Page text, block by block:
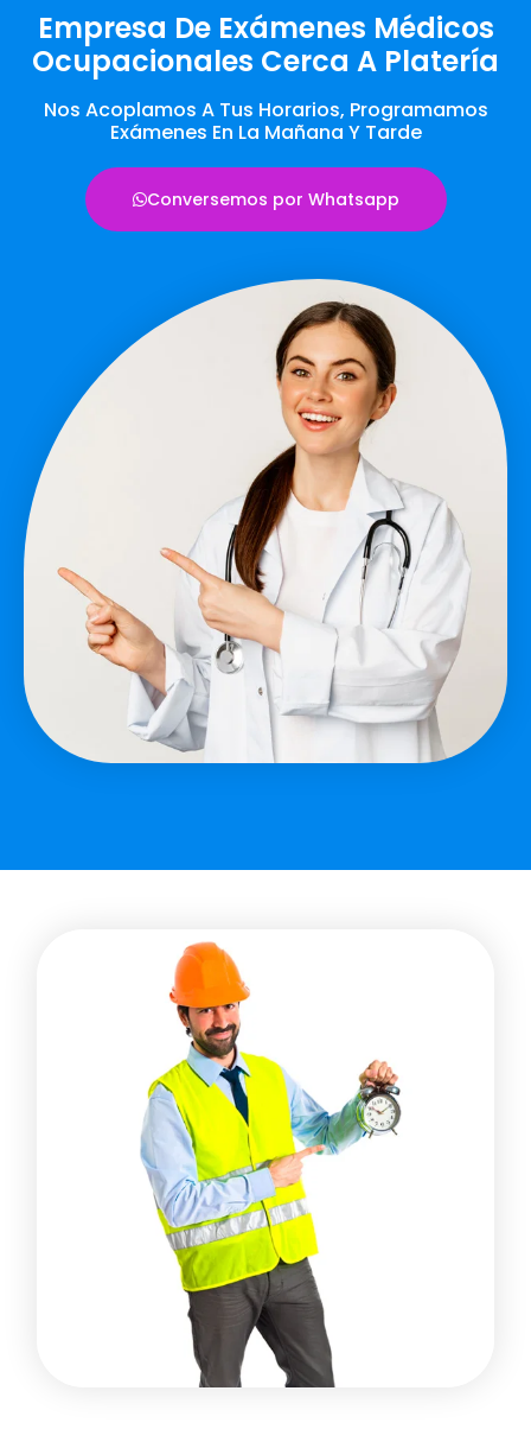
Empresa De Exámenes Médicos
Ocupacionales Cerca A Platería
Nos Acoplamos A Tus Horarios, Programamos
Exámenes En La Mañana Y Tarde
Conversemos por Whatsapp